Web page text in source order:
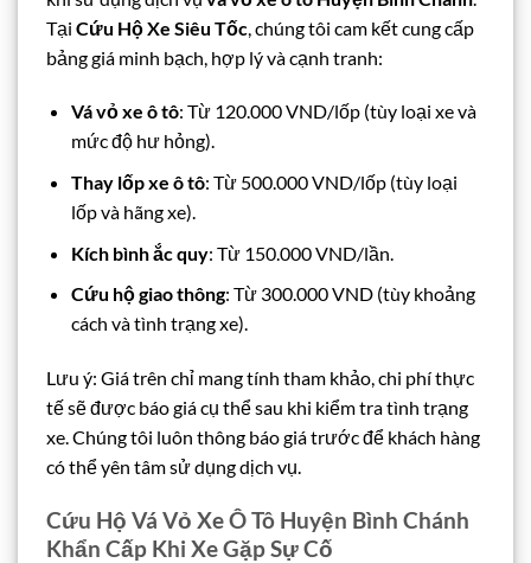
Tại Cứu Hộ Xe Siêu Tốc , chúng tôi cam kết cung cấp
bảng giá minh bạch, hợp lý và cạnh tranh:
Vá vỏ xe ô tô: Từ 120.000 VND/lốp (tùy loại xe và
mức độ hư hỏng).
Thay lốp xe ô tô: Từ 500.000 VND/lốp (tùy loại
lốp và hãng xe).
Kích bình ắc quy: Từ 150.000 VND/lần.
Cứu hộ giao thông: Từ 300.000 VND (tùy khoảng
cách và tình trạng xe).
Lưu ý: Giá trên chỉ mang tính tham khảo, chi phí thực
tế sẽ được báo giá cụ thể sau khi kiểm tra tình trạng
xe. Chúng tôi luôn thông báo giá trước để khách hàng
có thể yên tâm sử dụng dịch vụ.
Cứu Hộ Vá Vỏ Xe Ô Tô Huyện Bình Chánh
Khẩn Cấp Khi Xe Gặp Sự Cố